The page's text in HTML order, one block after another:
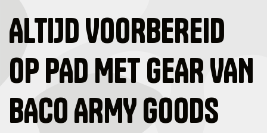
ALTIJD VOORBEREID
OP PAD MET GEAR VAN
BACO ARMY GOODS